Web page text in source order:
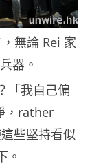
無論 Rei 家
器。
「我自己偏
，rather
些堅持看似
。